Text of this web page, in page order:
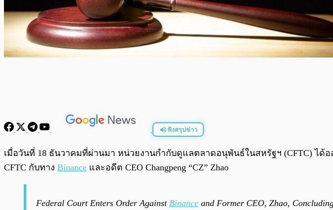
ฟังสรุปข่าว
พร้อมเล่น
เมื่อวันที่ 18 ธันวาคมที่ผ่านมา หน่วยงานกำกับดูแลตลาดอนุพันธ์ในสหรัฐฯ (CFTC) ไ
CFTC กับทาง Binance และอดีต CEO Changpeng “CZ” Zhao
Federal Court Enters Order Against Binance and Former CEO, Zhao,